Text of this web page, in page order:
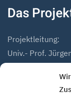
Das
Projektleitung:
Univ.- Prof.